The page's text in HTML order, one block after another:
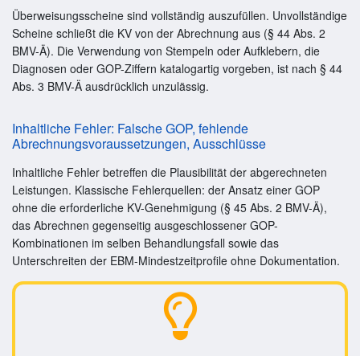
Überweisungsscheine sind vollständig auszufüllen. Unvollständige
Scheine schließt die KV von der Abrechnung aus (§ 44 Abs. 2
BMV-Ä). Die Verwendung von Stempeln oder Aufklebern, die
Diagnosen oder GOP-Ziffern katalogartig vorgeben, ist nach § 44
Abs. 3 BMV-Ä ausdrücklich unzulässig.
Inhaltliche Fehler: Falsche GOP, fehlende
Abrechnungsvoraussetzungen, Ausschlüsse
Inhaltliche Fehler betreffen die Plausibilität der abgerechneten
Leistungen. Klassische Fehlerquellen: der Ansatz einer GOP
ohne die erforderliche KV-Genehmigung (§ 45 Abs. 2 BMV-Ä),
das Abrechnen gegenseitig ausgeschlossener GOP-
Kombinationen im selben Behandlungsfall sowie das
Unterschreiten der EBM-Mindestzeitprofile ohne Dokumentation.